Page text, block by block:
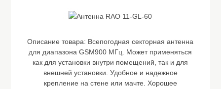
Описание товара: Всепогодная секторная антенна
для диапазона GSM900 МГц. Может применяться
как для установки внутри помещений, так и для
внешней установки. Удобное и надежное
крепление на стене или мачте. Хорошее